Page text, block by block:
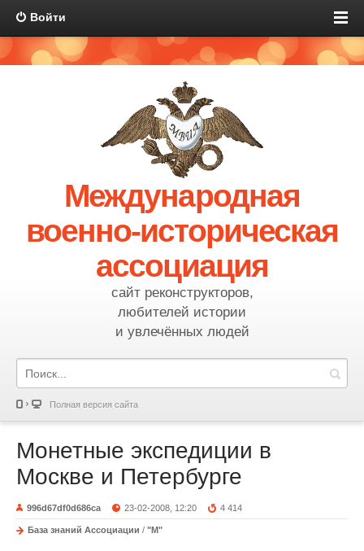
Войти
Международная
военно-историческая
ассоциация
сайт реконструкторов,
любителей истории
и увлечённых людей
Полная версия сайта
Монетные экспедиции в
Москве и Петербурге
996d67df0d686ca 23-02-2008, 12:20 4 414
База знаний Ассоциации / "М"